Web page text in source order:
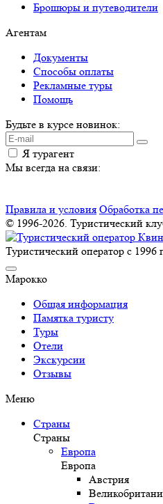
Брошюры и путеводители
Агентам
Документы
Способы оплаты
Рекламные туры
Помощь
Будьте в курсе новинок:
Я турагент
Мы всегда на связи:
Правила и условия Обработка
© 1996-2026. Туристический
Туристический оператор с 1996
Марокко
Общая информация
Памятка туристу
Туры
Отели
Экскурсии
Отзывы
Меню
Страны
Страны
Европа
Европа
Австрия